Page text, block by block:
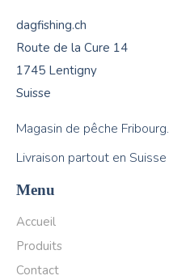
dagfishing.ch
Route de la Cure 14
1745 Lentigny
Suisse
Magasin de pêche Fribourg.
Livraison partout en Suisse
Menu
Accueil
Produits
Contact